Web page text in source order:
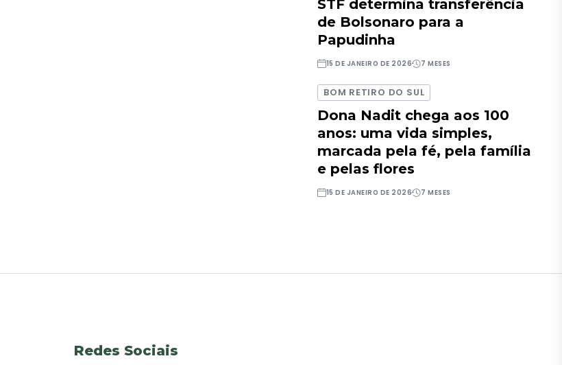
STF determina transferência
de Bolsonaro para a
Papudinha
15 DE JANEIRO DE 2026 7 MESES
BOM RETIRO DO SUL
Dona Nadit chega aos 100
anos: uma vida simples,
marcada pela fé, pela família
e pelas flores
15 DE JANEIRO DE 2026 7 MESES
Redes Sociais